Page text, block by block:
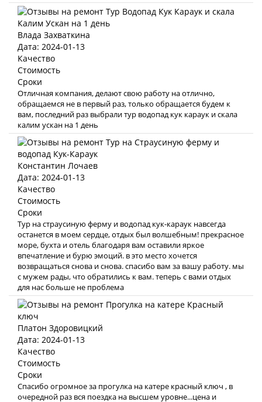
Влада Захваткина
Дата: 2024-01-13
Качество
Стоимость
Сроки
Отличная компания, делают свою работу на отлично,
обращаемся не в первый раз, только обращается будем к
вам, последний раз выбрали тур водопад кук караук и скала
калим ускан на 1 день
Константин Лочаев
Дата: 2024-01-13
Качество
Стоимость
Сроки
Тур на страусиную ферму и водопад кук-караук навсегда
останется в моем сердце, отдых был волшебным! прекрасное
море, бухта и отель благодаря вам оставили яркое
впечатление и бурю эмоций. в это место хочется
возвращаться снова и снова. спасибо вам за вашу работу. мы
с мужем рады, что обратились к вам. теперь с вами отдых
для нас больше не проблема
Платон Здоровицкий
Дата: 2024-01-13
Качество
Стоимость
Сроки
Спасибо огромное за прогулка на катере красный ключ , в
очередной раз вся поездка на высшем уровне...цена и